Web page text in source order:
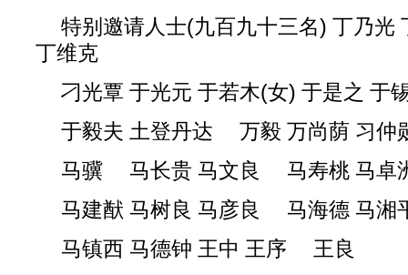
特别邀请人士(九百九十三名) 丁乃
丁维克
刁光覃 于光元 于若木(女) 于是之 于
于毅夫 土登丹达 万毅 万尚荫 习仲
马骥 马长贵 马文良 马寿桃 马卓
马建猷 马树良 马彦良 马海德 马湘
马镇西 马德钟 王中 王序 王良